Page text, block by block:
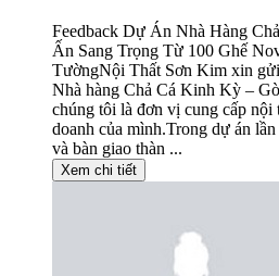
Feedback Dự Án Nhà Hàng
Ấn Sang Trọng Từ 100 Ghế
TườngNội Thất Sơn Kim xin
Nhà hàng Chả Cá Kinh Kỳ –
chúng tôi là đơn vị cung cấp nội
doanh của mình.Trong dự án
và bàn giao thàn ...
Xem chi tiết